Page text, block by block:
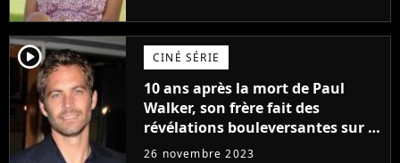
player2 CINÉ SÉRIE
10 ans après la mort de Paul
Walker, son frère fait des
révélations bouleversantes sur la
réaction des acteurs de Fast and
26 novembre 2023